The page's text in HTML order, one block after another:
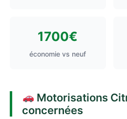
1700€
économie vs neuf
Motorisations
concernées